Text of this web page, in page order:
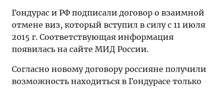
Гондурас и РФ подписали договор о взаимной
отмене виз, который вступил в силу с 11 июля
2015 г. Соответствующая информация
появилась на сайте МИД России.
Согласно новому договору россияне получили
возможность находиться в Гондурасе только